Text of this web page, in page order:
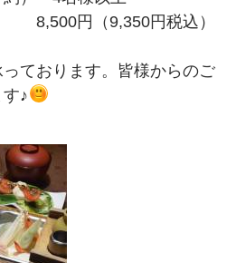
9,350円税込）
ております。皆様からのご
♪